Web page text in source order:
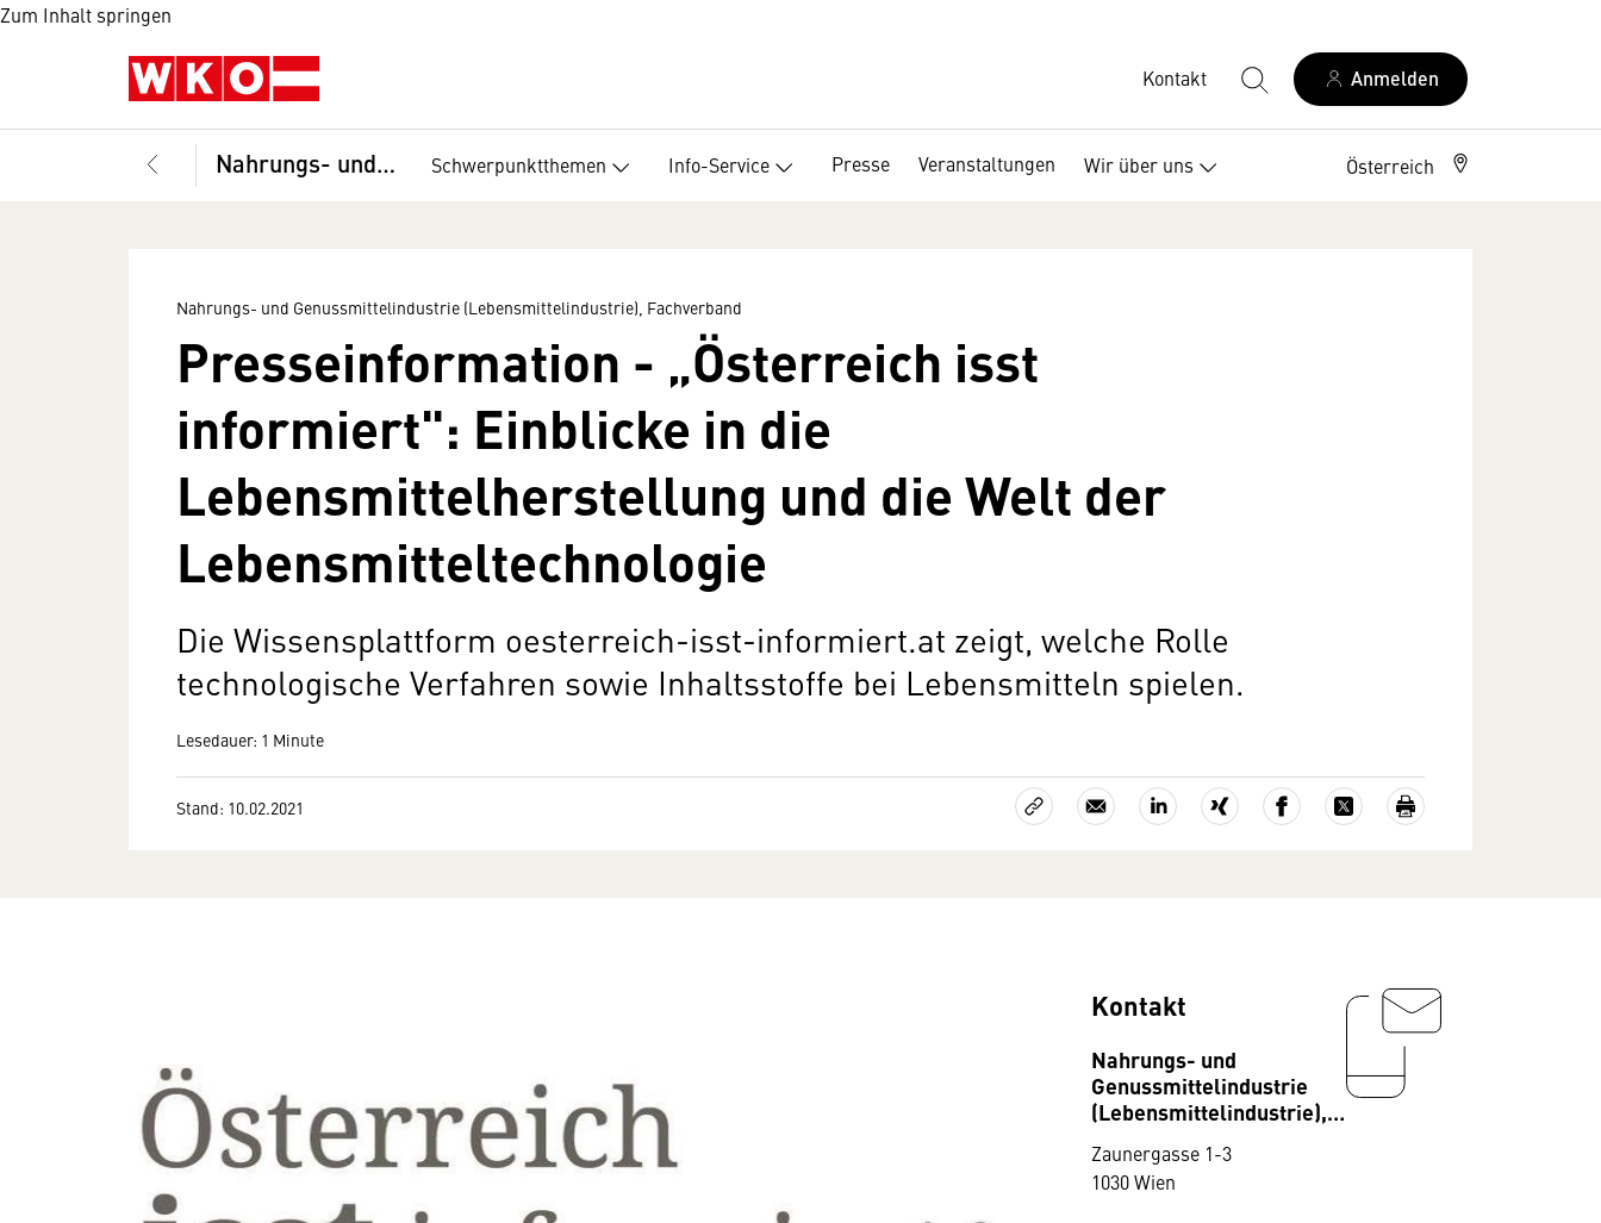
Zum Inhalt springen
Kontakt Anmelden
Nahrungs- und Genussmittelindustrie (Lebensmittelindustrie), Fachverband Schwerpunktthemen Info-Service Presse Veranstaltungen Wir über uns Österreich
Nahrungs- und Genussmittelindustrie (Lebensmittelindustrie), Fachverband
Presseinformation - „Österreich isst
informiert": Einblicke in die
Lebensmittelherstellung und die Welt der
Lebensmitteltechnologie
Die Wissensplattform oesterreich-isst-informiert.at zeigt, welche Rolle
technologische Verfahren sowie Inhaltsstoffe bei Lebensmitteln spielen.
Lesedauer: 1 Minute
Stand: 10.02.2021
Kontakt
Nahrungs- und
Genussmittelindustrie
(Lebensmittelindustrie),
Zaunergasse 1-3
1030 Wien